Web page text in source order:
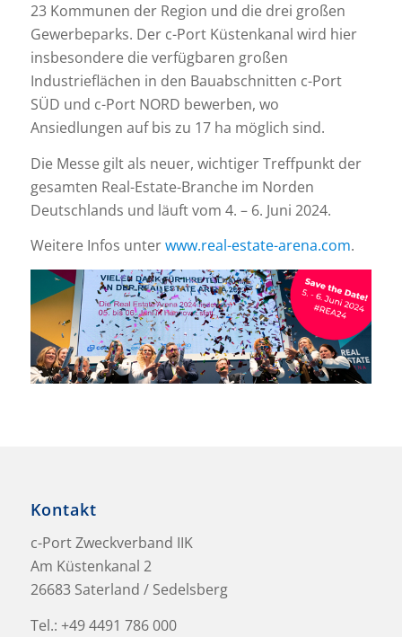
23 Kommunen der Region und die drei großen
Gewerbeparks. Der c-Port Küstenkanal wird hier
insbesondere die verfügbaren großen
Industrieflächen in den Bauabschnitten c-Port
SÜD und c-Port NORD bewerben, wo
Ansiedlungen auf bis zu 17 ha möglich sind.
Die Messe gilt als neuer, wichtiger Treffpunkt der
gesamten Real-Estate-Branche im Norden
Deutschlands und läuft vom 4. – 6. Juni 2024.
Weitere Infos unterwww.real-estate-arena.com.
Kontakt
c-Port Zweckverband IIK
Am Küstenkanal 2
26683 Saterland / Sedelsberg
Tel.: +49 4491 786 000